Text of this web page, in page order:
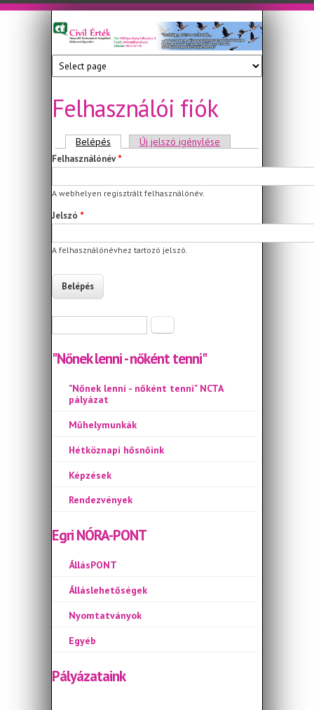
Ugrás a tartalomra
Civil
Érték
Nonprofit
Tanácsadó
és
Közhasznú
Felhasználói fiók
Elsődleges fülek
Belépés (aktív fül)Új jelszó igénylése
Felhasználónév*
A webhelyen regisztrált felhasználónév.
Jelszó *
A felhasználónévhez tartozó jelszó.
Keresés
"Nőnek lenni - nőként tenni"
"Nőnek lenni - nőként tenni" NCTA
pályázat
Műhelymunkák
Hétköznapi hősnőink
Képzések
Rendezvények
Egri NÓRA-PONT
ÁllásPONT
Álláslehetőségek
Nyomtatványok
Egyéb
Pályázataink